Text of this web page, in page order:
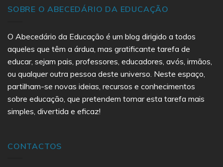
SOBRE O ABECEDÁRIO DA EDUCAÇÃO
O Abecedário da Educação é um blog dirigido a todos
aqueles que têm a árdua, mas gratificante tarefa de
educar, sejam pais, professores, educadores, avós, irmãos,
ou qualquer outra pessoa deste universo. Neste espaço,
partilham-se novas ideias, recursos e conhecimentos
sobre educação, que pretendem tornar esta tarefa mais
simples, divertida e eficaz!
CONTACTOS